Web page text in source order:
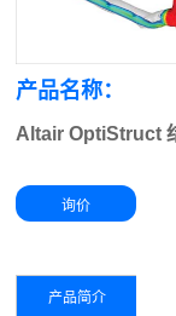
产品名称：
Altair OptiStruct
产品简介